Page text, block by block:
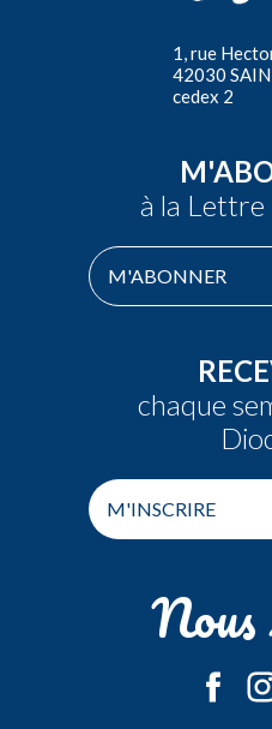
1, rue
42030
cedex 2
à la Lettre
M'ABONNER
chaque
M'INSCRIRE